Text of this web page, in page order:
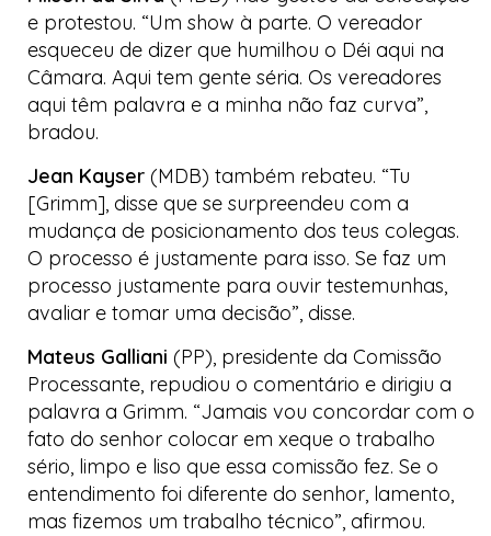
e protestou. “Um show à parte. O vereador
esqueceu de dizer que humilhou o Déi aqui na
Câmara. Aqui tem gente séria. Os vereadores
aqui têm palavra e a minha não faz curva”,
bradou.
Jean Kayser (MDB) também rebateu. “Tu
[Grimm], disse que se surpreendeu com a
mudança de posicionamento dos teus colegas.
O processo é justamente para isso. Se faz um
processo justamente para ouvir testemunhas,
avaliar e tomar uma decisão”, disse.
Mateus Galliani (PP), presidente da Comissão
Processante, repudiou o comentário e dirigiu a
palavra a Grimm. “Jamais vou concordar com o
fato do senhor colocar em xeque o trabalho
sério, limpo e liso que essa comissão fez. Se o
entendimento foi diferente do senhor, lamento,
mas fizemos um trabalho técnico”, afirmou.